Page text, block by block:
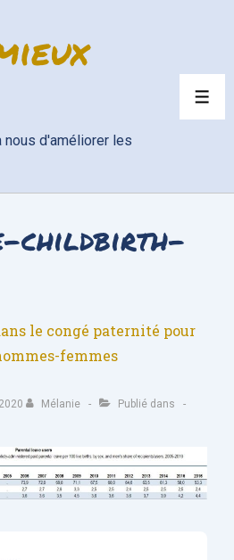
nous d'améliorer les
childbirth-
le congé paternité pour
femmes
Mélanie
Publié dans